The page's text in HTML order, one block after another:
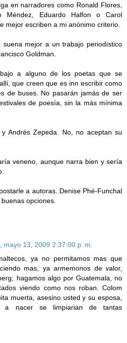
en narradores como Ronald Flores,
Méndez, Eduardo Halfon o Carol
mejor escriben a mi anónimo criterio.
suena mejor a un trabajo periodístico
Goldman.
a alguno de los poetas que se
que creen que es inn escribir como
de buses. No pasarán jamás de ser
de poesía, sin la más mínima
Andrés Zepeda. No, no aceptan su
veneno, aunque narra bien y sería
a autoras. Denise Phé-Funchal
opciones.
mayo 13, 2009 2:37:00 p. m.
ya no permitamos mas que
mas, ya armemonos de valor,
hagamos algo por Guatemala, no
viendo como nos roban. Colom
muerta, asesino usted y su esposa,
a nacer se limpiarian de tantas